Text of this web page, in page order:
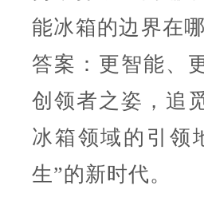
能冰箱的边界在
答案：更智能、
创领者之姿，追
冰箱领域的引领
生”的新时代。